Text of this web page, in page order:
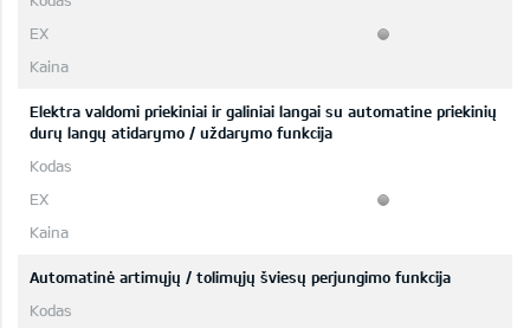
Elektra valdomi priekiniai ir galiniai langai su automatine priekinių
durų langų atidarymo / uždarymo funkcija
Automatinė artimųjų / tolimųjų šviesų perjungimo funkcija